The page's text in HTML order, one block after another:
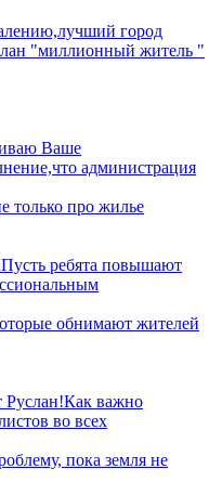
город
"миллионный житель "
Ваше
администрация
только про жилье
ребята повышают
обнимают жителей
Руслан!Как важно
во всех
пока земля не